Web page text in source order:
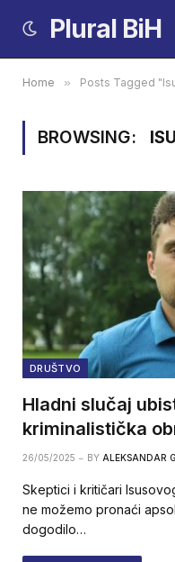
Plural BiH
Home » Posts Tagged
BROWSING:
DRUŠTVO
Hladni slučaj
kriminalistička
26/05/2025 BY ALEKSANDAR
Skeptici i kritičari
ne možemo pronaći
dogodilo…